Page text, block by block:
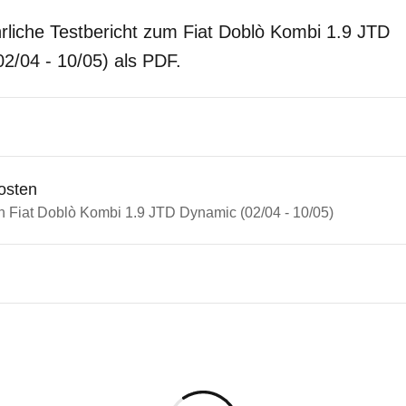
Testbericht zum Fiat Doblò Kombi 1.9 JTD
04 - 10/05) als PDF.
Fiat Doblò Kombi 1.9 JTD Dynamic (02/04 - 10/05)